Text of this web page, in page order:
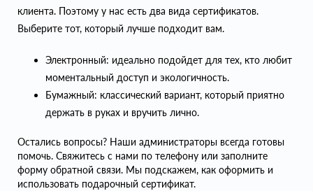
клиента. Поэтому у нас есть два вида сертификатов.
Выберите тот, который лучше подходит вам.
Электронный: идеально подойдет для тех, кто любит
моментальный доступ и экологичность.
Бумажный: классический вариант, который приятно
держать в руках и вручить лично.
Остались вопросы? Наши администраторы всегда готовы
помочь. Свяжитесь с нами по телефону или заполните
форму обратной связи. Мы подскажем, как оформить и
использовать подарочный сертификат.